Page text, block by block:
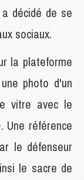
décidé de se
sociaux.
la plateforme
photo d'un
vitre avec le
Une référence
le défenseur
le sacre de